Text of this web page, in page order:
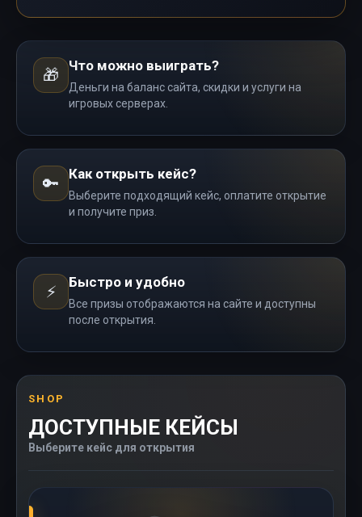
🎁 Что можно выиграть?
Деньги на баланс сайта, скидки и услуги на
игровых серверах.
🔑 Как открыть кейс?
Выберите подходящий кейс, оплатите открытие
и получите приз.
⚡ Быстро и удобно
Все призы отображаются на сайте и доступны
после открытия.
SHOP
ДОСТУПНЫЕ КЕЙСЫ
Выберите кейс для открытия